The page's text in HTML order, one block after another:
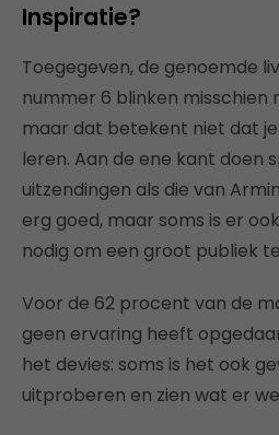
Inspiratie?
Toegegeven, de genoemde
nummer 6 blinken misschien
maar dat betekent niet dat
leren. Aan de ene kant doen
uitzendingen als die van
erg goed, maar soms is er
nodig om een groot publiek
Voor de 62 procent van de
geen ervaring heeft
het devies: soms is het ook
uitproberen en zien wat er